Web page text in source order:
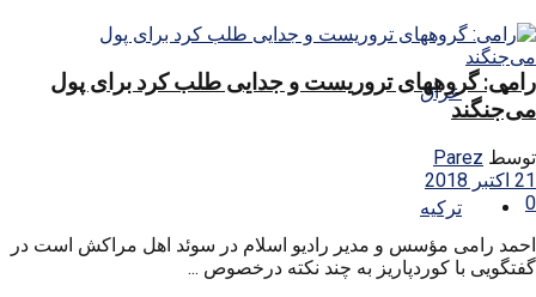
عراق
ترکیه
رامی: گروههای تروریست و جدایی طلب کرد برای پول
می‌جنگند
توسط Parez
21 اکتبر 2018
0
احمد رامی مؤسس و مدیر رادیو اسلام در سوئد اهل مراکش است در
گفتگویی با کوردپاریز به چند نکته درخصوص ...